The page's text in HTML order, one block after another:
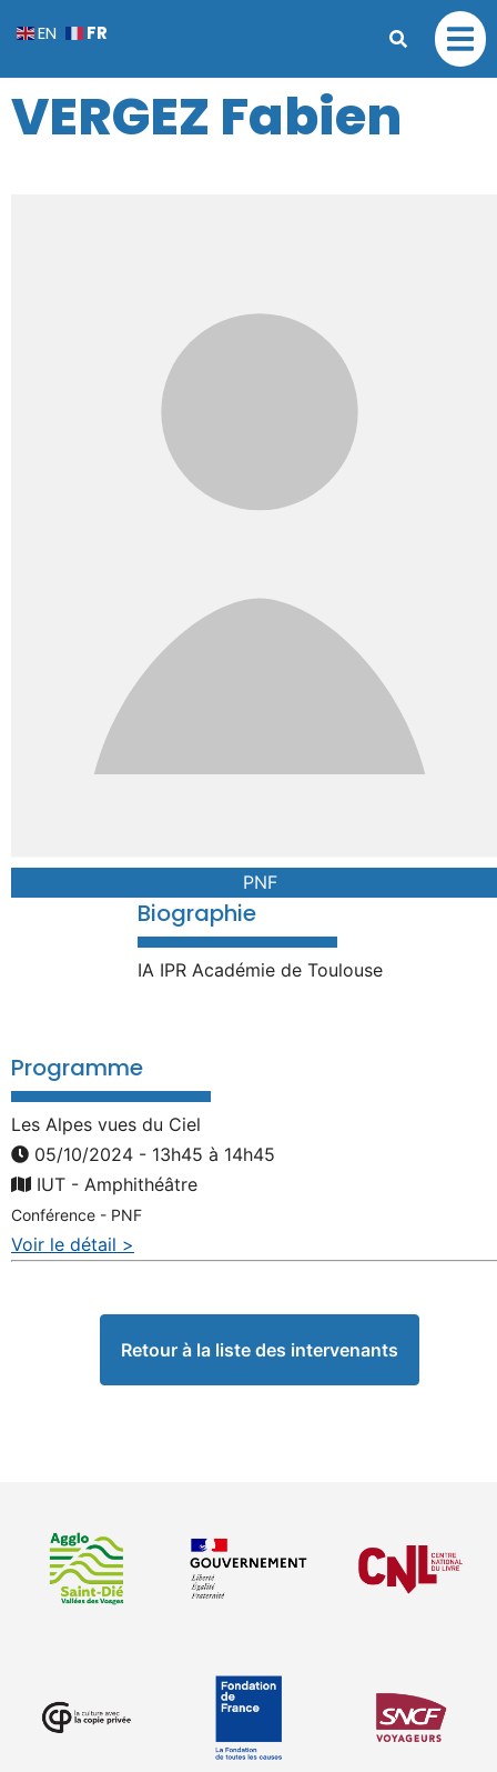
VERGEZ Fabien
PNF
Biographie
IA IPR Académie de Toulouse
Programme
Les Alpes vues du Ciel
05/10/2024 - 13h45 à 14h45
IUT - Amphithéâtre
Conférence - PNF
Voir le détail >
Retour à la liste des intervenants
EN FR